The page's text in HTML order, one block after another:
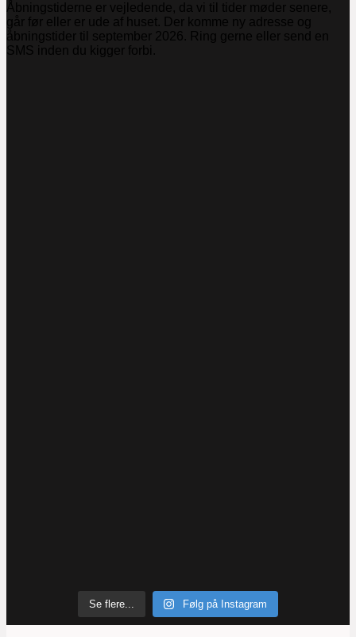
Åbningstiderne er vejledende, da vi til tider møder senere,
går før eller er ude af huset. Der komme ny adresse og
åbningstider til september 2026. Ring gerne eller send en
SMS inden du kigger forbi.
Se flere... Følg på Instagram